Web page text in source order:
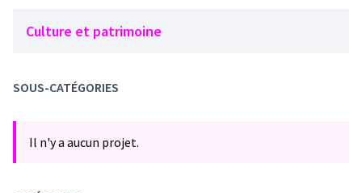
Culture et patrimoine
SOUS-CATÉGORIES
Il n'y a aucun projet.